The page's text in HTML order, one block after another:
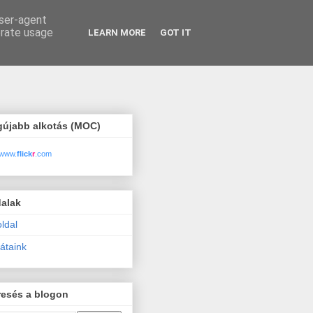
alkotás (MOC)
flickr.com
a blogon
agent
usage
LEARN MORE GOT IT